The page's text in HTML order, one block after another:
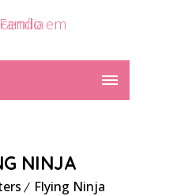
NINJA
Flying Ninja